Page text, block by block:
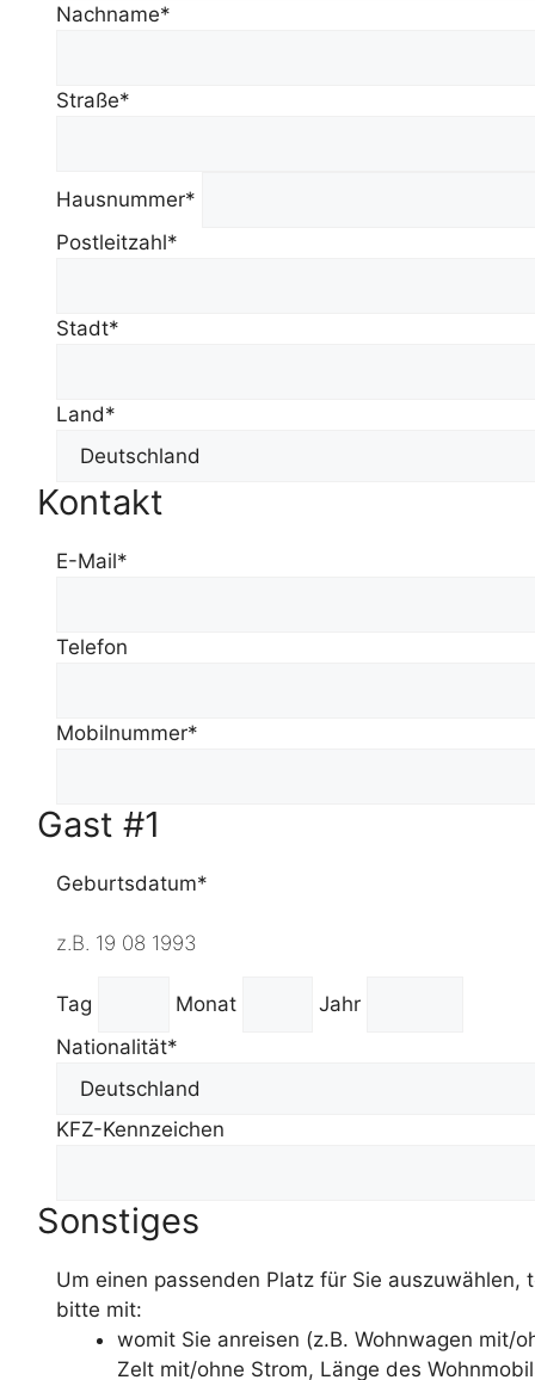
Nachname*
Straße*
Hausnummer*
Postleitzahl*
Stadt*
Land*
Kontakt
E-Mail*
Telefon
Mobilnummer*
Gast #1
Geburtsdatum*
z.B. 19 08 1993
Tag Monat
Jahr
Nationalität*
KFZ-Kennzeichen
Sonstiges
Um einen passenden Platz für Sie auszuwählen,
bitte mit:
womit Sie anreisen (z.B. Wohnwagen mit/
Zelt mit/ohne Strom, Länge des